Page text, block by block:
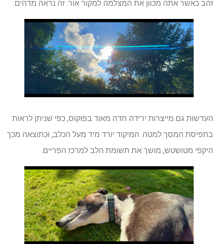
זהב כאשר אתה מכוון את המצלמה למקור אור. זה נראה מדהים.
העדשות גם מייצרות ירידה חדה מאוד בפוקוס, כפי שניתן לראות
בתפיסת המסך למטה. המיקוד יורד מיד מעל הכלב, וכתוצאה מכך
היקפי מטושטש, מושך את תשומת הלב למרכז הפריים.